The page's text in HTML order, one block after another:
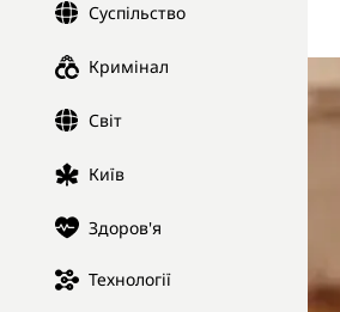
Суспільство
Кримінал
Світ
Київ
Здоров'я
Технології